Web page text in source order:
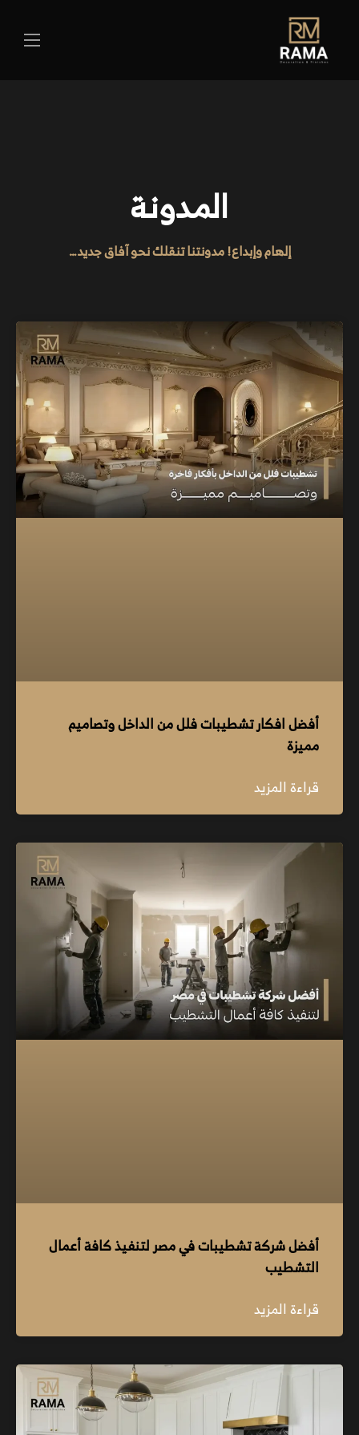
المدونة
إلهام وإبداع! مدونتنا تنقلك نحو آفاق جديد…
أفضل افكار تشطيبات فلل من الداخل وتصاميم
مميزة
قراءة المزيد
أفضل شركة تشطيبات في مصر لتنفيذ كافة أعمال
التشطيب
قراءة المزيد